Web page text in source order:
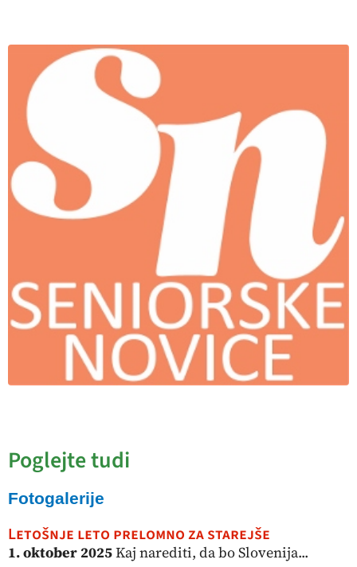
Poglejte tudi
Fotogalerije
Letošnje leto prelomno za starejše
1. oktober 2025Kaj narediti, da bo Slovenija...